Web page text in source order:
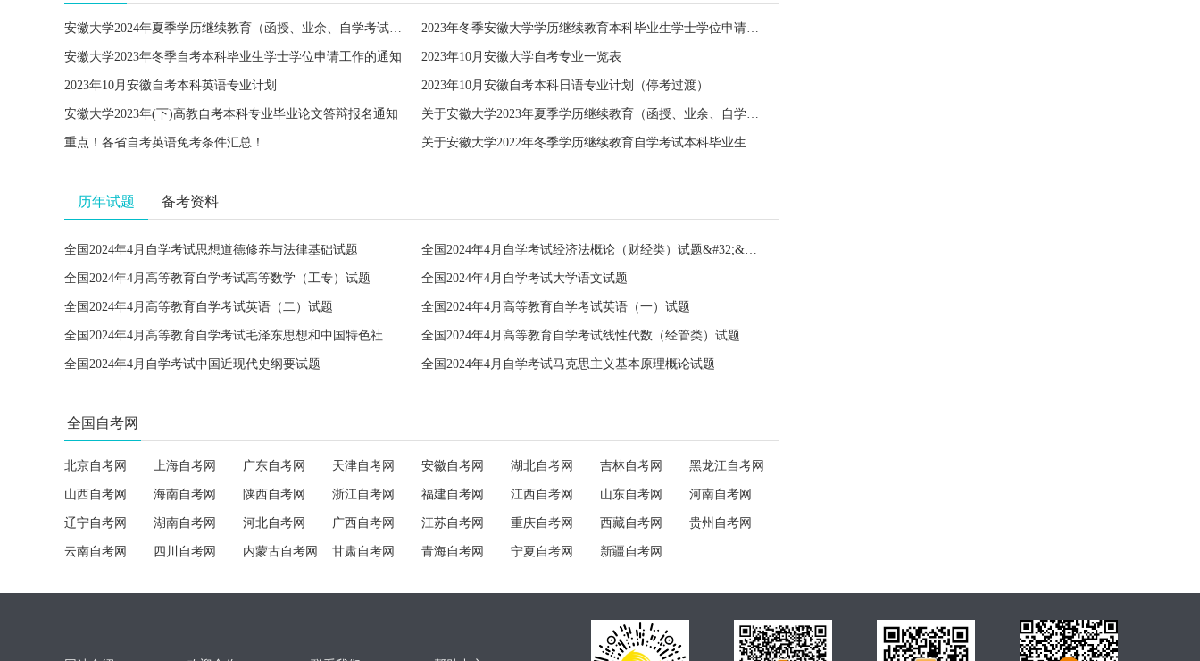
安徽大学2024年夏季学历继续教育（函授、业余、自学考试）本科毕业生学士学位申请工作的通知 2023年冬季安徽大学学历继续教育本科毕业生学士学位申请工作通知
安徽大学2023年冬季自考本科毕业生学士学位申请工作的通知 2023年10月安徽大学自考专业一览表
2023年10月安徽自考本科英语专业计划 2023年10月安徽自考本科日语专业计划（停考过渡）
安徽大学2023年(下)高教自考本科专业毕业论文答辩报名通知 关于安徽大学2023年夏季学历继续教育（函授、业余、自学考试）本科毕业生学士学位申请工作的通知
重点！各省自考英语免考条件汇总！ 关于安徽大学2022年冬季学历继续教育自学考试本科毕业生学士学位申请工作的通知
历年试题 备考资料
全国2024年4月自学考试思想道德修养与法律基础试题 全国2024年4月自学考试经济法概论（财经类）试题&#32;&#32;
全国2024年4月高等教育自学考试高等数学（工专）试题 全国2024年4月自学考试大学语文试题
全国2024年4月高等教育自学考试英语（二）试题 全国2024年4月高等教育自学考试英语（一）试题
全国2024年4月高等教育自学考试毛泽东思想和中国特色社会主义理论体系概论试题 全国2024年4月高等教育自学考试线性代数（经管类）试题
全国2024年4月自学考试中国近现代史纲要试题 全国2024年4月自学考试马克思主义基本原理概论试题
全国自考网
北京自考网 上海自考网 广东自考网 天津自考网 安徽自考网 湖北自考网 吉林自考网 黑龙江自考网
山西自考网 海南自考网 陕西自考网 浙江自考网 福建自考网 江西自考网 山东自考网 河南自考网
辽宁自考网 湖南自考网 河北自考网 广西自考网 江苏自考网 重庆自考网 西藏自考网 贵州自考网
云南自考网 四川自考网 内蒙古自考网 甘肃自考网 青海自考网 宁夏自考网 新疆自考网